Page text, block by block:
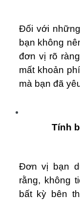
Đối với
bạn không
đơn vị rõ
mất khoản
mà bạn đã
Tính
Đơn vị bạn
rằng, không
bất kỳ bên